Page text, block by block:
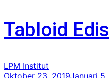
Tabloid
LPM Institut
Oktober 23, 2019Januari